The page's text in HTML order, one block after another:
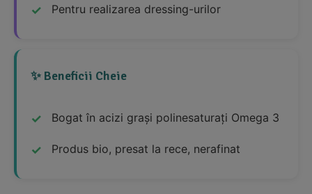
Pentru realizarea dressing-urilor
✨ Beneficii Cheie
Bogat în acizi grași polinesaturați Omega 3
Produs bio, presat la rece, nerafinat